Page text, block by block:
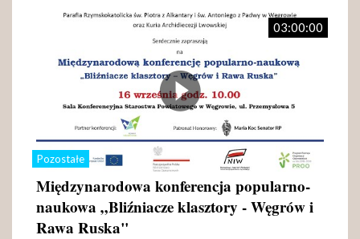
Pozostałe
03:00:00
Międzynarodowa konferencja popularno-
naukowa „Bliźniacze klasztory - Węgrów i
Rawa Ruska"